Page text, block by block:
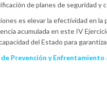
de planes de seguridad
es elevar la efectividad en
acumulada en este IV
del Estado para
Prevención y